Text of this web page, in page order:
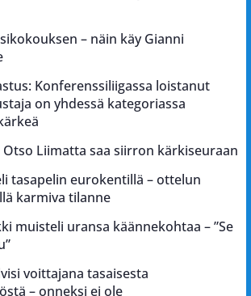
– näin käy Gianni
Konferenssiliigassa loistanut
on yhdessä kategoriassa
Otso Liimatta saa siirron kärkiseuraan
tasapelin eurokentillä – ottelun
karmiva tilanne
muisteli uransa käännekohtaa – ”Se
voittajana tasaisesta
– onneksi ei ole